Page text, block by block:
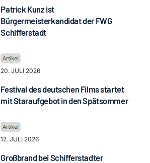
Patrick Kunz ist
Bürgermeisterkandidat der FWG
Schifferstadt
20. JULI 2026
Festival des deutschen Films startet
mit Staraufgebot in den Spätsommer
12. JULI 2026
Großbrand bei Schifferstadter